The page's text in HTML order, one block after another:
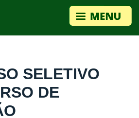
SELETIVO
DE